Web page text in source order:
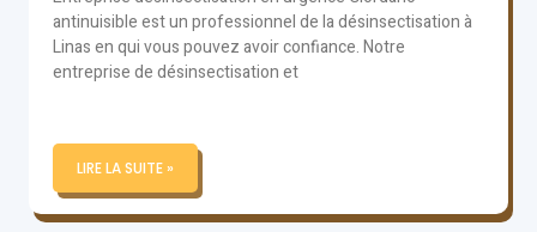
antinuisible est un professionnel de la désinsectisation à
Linas en qui vous pouvez avoir confiance. Notre
entreprise de désinsectisation et
LIRE LA SUITE »